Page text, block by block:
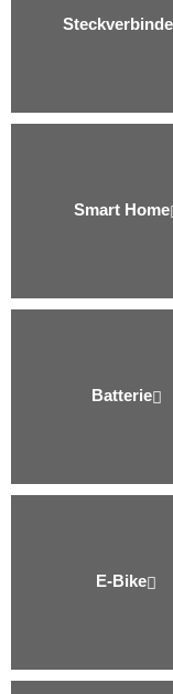
Smart Home
Batterie
E-Bike